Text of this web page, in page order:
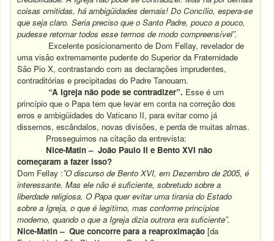
coisas omitidas, há ambigüidades demais! Do Concílio, espera-se
que seja claro. Seria preciso que o Santo Padre, pouco a pouco,
pudesse retomar todos esse termos de modo compreensível”.
Excelente posicionamento de Dom Fellay, revelador de
uma visão extremamente pudente do Superior da Fraternidade
São Pio X, contrastando com as declarações imprudentes,
contraditórias e precipitadas do Padre Tanouarn.
“A Igreja não pode se contradizer”. Esse é um
princípio que o Papa tem que levar em conta na correção dos
erros e ambigüidades do Vaticano II, para evitar como já
dissemos, escândalos, novas divisões, e perda de muitas almas.
Prosseguimos na citação da entrevista:
Nice-Matin – João Paulo II e Bento XVI não
começaram a fazer isso?
Dom Fellay :”O discurso de Bento XVI, em Dezembro de 2005, é
interessante. Mas ele não é suficiente, sobretudo sobre a
liberdade religiosa. O Papa quer evitar uma tirania do Estado
sobre a Igreja, o que é legítimo, mas conforme princípios
moderno, quando o que a Igreja dizia outrora era suficiente”.
Nice-Matin – Que concorre para a reaproximação[da